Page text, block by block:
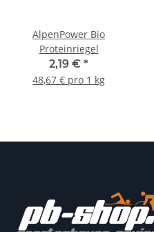
AlpenPower Bio
Proteinriegel
2,19 € *
48,67 € pro 1 kg